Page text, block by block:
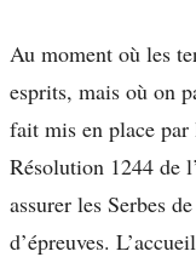
Au moment où les
esprits, mais où on
fait mis en place
Résolution 1244 de
assurer les Serbes
d’épreuves.